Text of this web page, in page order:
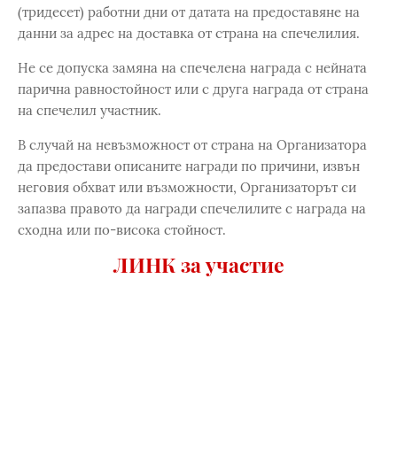
(тридесет) работни дни от датата на предоставяне на
данни за адрес на доставка от страна на спечелилия.
Не се допуска замяна на спечелена награда с нейната
парична равностойност или с друга награда от страна
на спечелил участник.
В случай на невъзможност от страна на Организатора
да предостави описаните награди по причини, извън
неговия обхват или възможности, Организаторът си
запазва правото да награди спечелилите с награда на
сходна или по-висока стойност.
ЛИНК за участие